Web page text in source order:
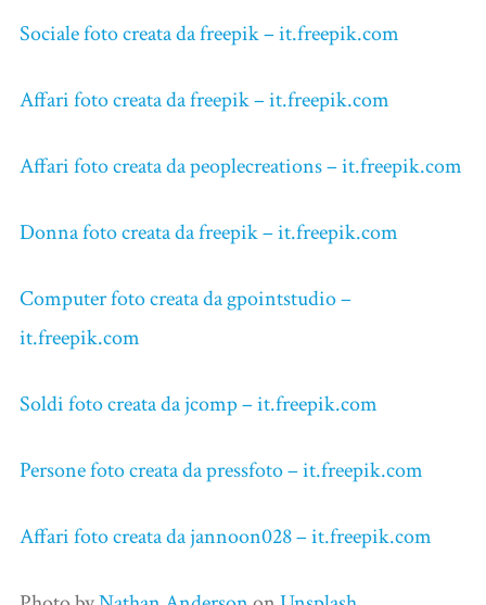
Sociale foto creata da freepik – it.freepik.com
Affari foto creata da freepik – it.freepik.com
Affari foto creata da peoplecreations – it.freepik.com
Donna foto creata da freepik – it.freepik.com
Computer foto creata da gpointstudio –
it.freepik.com
Soldi foto creata da jcomp – it.freepik.com
Persone foto creata da pressfoto – it.freepik.com
Affari foto creata da jannoon028 – it.freepik.com